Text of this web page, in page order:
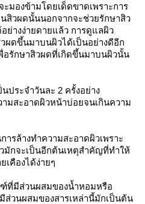
มองข้ามโดยเด็ดขาดเพราะการ
สิวผดนั้นนอกจากจะช่วยรักษาสิว
ย่างง่ายดายแล้ว การดูแลผิว
ผดขึ้นมาบนผิวได้เป็นอย่างดีอีก
อรักษาสิวผดที่เกิดขึ้นมาบนผิวนั้น
ประจำวันละ 2 ครั้งอย่าง
มสะอาดผิวหน้าบ่อยจนเกินความ
ารล้างทำความสะอาดผิวเพราะ
มักจะเป็นอีกต้นเหตุสำคัญที่ทำให้
เคืองได้ง่ายๆ
ที่มีส่วนผสมของน้ำหอมหรือ
วนผสมของสารเหล่านี้มักเป็นต้น